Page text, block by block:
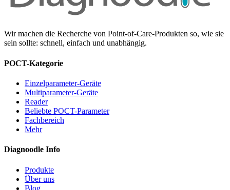
Wir machen die Recherche von Point-of-Care-Produkten so, wie sie
sein sollte: schnell, einfach und unabhängig.
POCT-Kategorie
Einzelparameter-Geräte
Multiparameter-Geräte
Reader
Beliebte POCT-Parameter
Fachbereich
Mehr
Diagnoodle Info
Produkte
Über uns
Blog